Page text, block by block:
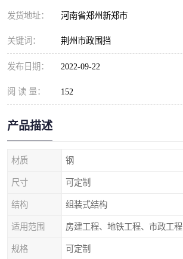
发货地址： 河南省郑州新郑市
关键词： 荆州市政围挡
发布日期： 2022-09-22
阅 读 量： 152
产品描述
材质 钢
尺寸 可定制
结构 组装式结构
适用范围 房建工程、地铁工程、市政工程
规格 可定制